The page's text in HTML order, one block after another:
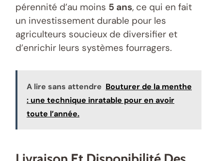
pérennité d’au moins 5 ans, ce qui en fait
un investissement durable pour les
agriculteurs soucieux de diversifier et
d’enrichir leurs systèmes fourragers.
A lire sans attendre Bouturer de la menthe
: une technique inratable pour en avoir
toute l’année.